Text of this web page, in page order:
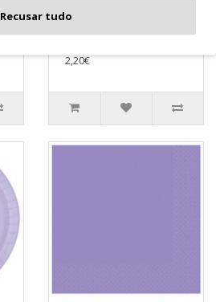
Aproximadas: 24,5 x 24,5
cms..
2,20€
Recusar tudo